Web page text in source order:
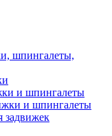
шпингалеты,
и шпингалеты
и шпингалеты
задвижек